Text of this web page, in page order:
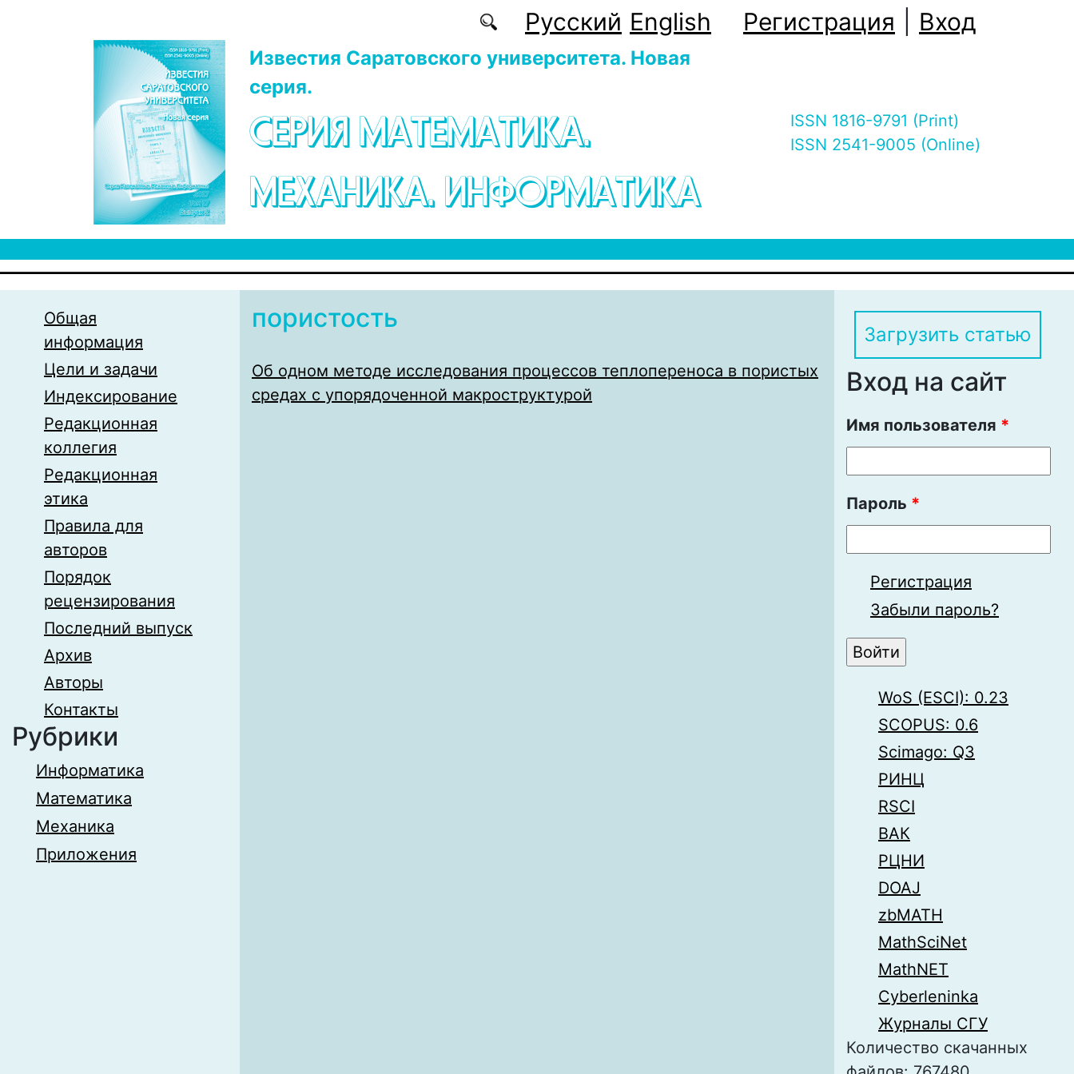
Русский English Регистрация Вход
Известия Саратовского университета. Новая
серия.
СЕРИЯ МАТЕМАТИКА.
МЕХАНИКА. ИНФОРМАТИКА
ISSN 1816-9791 (Print)
ISSN 2541-9005 (Online)
Общая
информация
Цели и задачи
Индексирование
Редакционная
коллегия
Редакционная
этика
Правила для
авторов
Порядок
рецензирования
Последний выпуск
Архив
Авторы
Контакты
Рубрики
Информатика
Математика
Механика
Приложения
пористость
Об одном методе исследования процессов теплопереноса в пористых
средах с упорядоченной макроструктурой
Загрузить статью
Вход на сайт
Имя пользователя *
Пароль *
Регистрация
Забыли пароль?
WoS (ESCI): 0.23
SCOPUS: 0.6
Scimago: Q3
РИНЦ
RSCI
ВАК
РЦНИ
DOAJ
zbMATH
MathSciNet
MathNET
Cyberleninka
Журналы СГУ
Количество скачанных